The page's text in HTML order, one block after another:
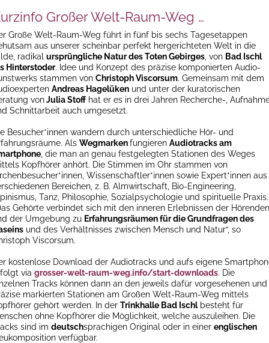
Großer Welt-Raum-Weg …
Große Welt-Raum-Weg führt in fünf bis sechs Tagesetappen
aus unserer scheinbar perfekt hergerichteten Welt in die
radikal ursprüngliche Natur des Toten Gebirges , von Bad Ischl
Hinterstoder. Idee und Konzept des präzise komponierten Audio-
stammen von Christoph Viscorsum. Gemeinsam mit dem
Andreas Hagelüken und unter der kuratorischen
vonJulia Stoff hat er es in drei Jahren Recherche-,
Schnittarbeit auch umgesetzt.
Besucher*innen wandern durch unterschiedliche Hör- und
Als Wegmarkenfungieren Audiotracks am
, die man an genau festgelegten Stationen des Weges
Kopfhörer anhört. Die Stimmen im Ohr stammen von
Wissenschaftler*innen sowie Expert*innen aus
Bereichen, z. B. Almwirtschaft, Bio-Engineering,
Tanz, Philosophie, Sozialpsychologie und spirituelle Praxis.
Gehörte verbindet sich mit den inneren Erlebnissen der Hörenden
der Umgebung zu Erfahrungsräumen für die Grundfragen des
und des Verhältnisses zwischen Mensch und Natur“, so
Viscorsum.
kostenlose Download der Audiotracks und aufs eigene
via grosser-welt-raum-weg.info/start-downloads. Die
Tracks können dann an den jeweils dafür vorgesehenen und
markierten Stationen am Großen Welt-Raum-Weg mittels
gehört werden. In der Trinkhalle Bad Ischlbesteht für
ohne Kopfhörer die Möglichkeit, welche auszuleihen. Die
sind im deutschsprachigen Original oder in einer englischen
verfügbar.